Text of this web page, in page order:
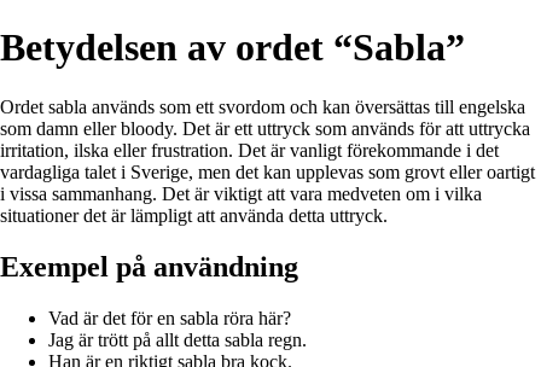
Betydelsen av ordet “Sabla”
Ordet sabla används som ett svordom och kan översättas till engelska
som damn eller bloody. Det är ett uttryck som används för att uttrycka
irritation, ilska eller frustration. Det är vanligt förekommande i det
vardagliga talet i Sverige, men det kan upplevas som grovt eller oartigt
i vissa sammanhang. Det är viktigt att vara medveten om i vilka
situationer det är lämpligt att använda detta uttryck.
Exempel på användning
Vad är det för en sabla röra här?
Jag är trött på allt detta sabla regn.
Han är en riktigt sabla bra kock.